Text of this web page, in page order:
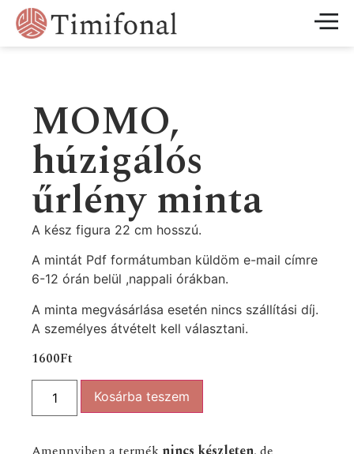
MOMO,
húzigálós
űrlény minta
A kész figura 22 cm hosszú.
A mintát Pdf formátumban küldöm e-mail címre
6-12 órán belül ,nappali órákban.
A minta megvásárlása esetén nincs szállítási díj.
A személyes átvételt kell választani.
1600Ft
Kosárba teszem